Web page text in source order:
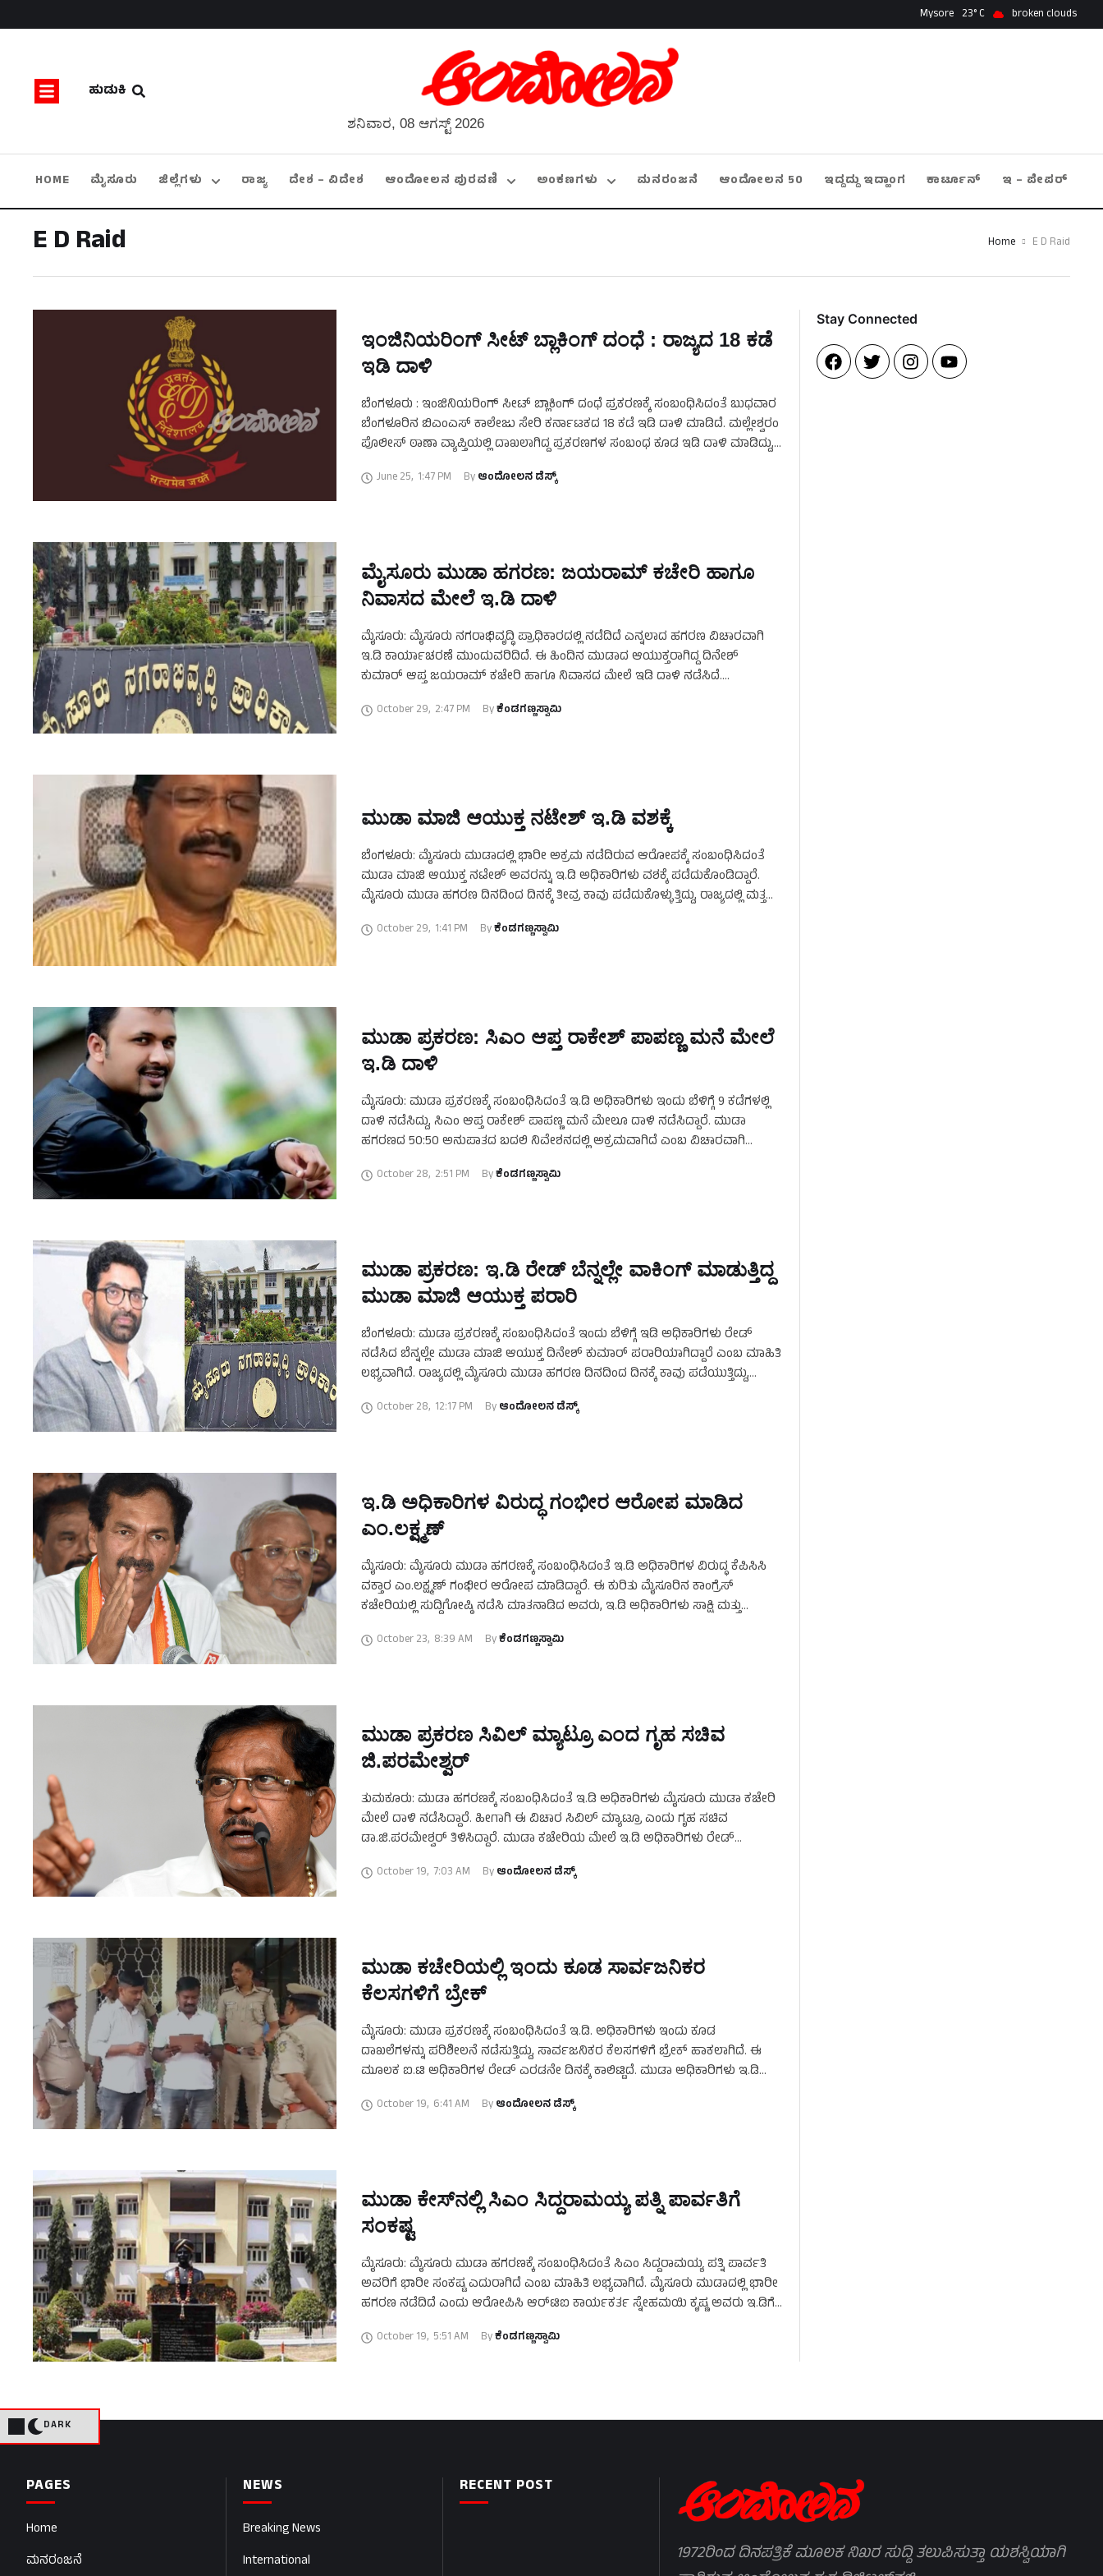
Mysore 23 broken clouds
ಹುಡುಕಿ
ಶನಿವಾರ, 08 ಆಗಸ್ಟ್ 2026
DARK
HOME ಮೈಸೂರು ಜಿಲ್ಲೆಗಳು ರಾಜ್ಯ ದೇಶ – ವಿದೇಶ ಆಂದೋಲನ ಪುರವಣಿ ಅಂಕಣಗಳು ಮನರಂಜನೆ ಆಂದೋಲನ 50 ಇದ್ದದ್ದು ಇದ್ಹಾಂಗ ಕಾರ್ಟೂನ್ ಇ – ಪೇಪರ್
E D Raid Home E D Raid
ಇಂಜಿನಿಯರಿಂಗ್ ಸೀಟ್ ಬ್ಲಾಕಿಂಗ್ ದಂಧೆ : ರಾಜ್ಯದ 18 ಕಡೆ
ಇಡಿ ದಾಳಿ
ಬೆಂಗಳೂರು : ಇಂಜಿನಿಯರಿಂಗ್ ಸೀಟ್ ಬ್ಲಾಕಿಂಗ್ ದಂಧೆ ಪ್ರಕರಣಕ್ಕೆ ಸಂಬಂಧಿಸಿದಂತೆ ಬುಧವಾರ
ಬೆಂಗಳೂರಿನ ಬಿಎಂಎಸ್ ಕಾಲೇಜು ಸೇರಿ ಕರ್ನಾಟಕದ 18 ಕಡೆ ಇಡಿ ದಾಳಿ ಮಾಡಿದೆ. ಮಲ್ಲೇಶ್ವರಂ
ಪೊಲೀಸ್ ಠಾಣಾ ವ್ಯಾಪ್ತಿಯಲ್ಲಿ ದಾಖಲಾಗಿದ್ದ ಪ್ರಕರಣಗಳ ಸಂಬಂಧ ಕೂಡ ಇಡಿ ದಾಳಿ ಮಾಡಿದ್ದು,
June 25, 1:47 PM By ಆಂದೋಲನ ಡೆಸ್ಕ್
ಮೈಸೂರು ಮುಡಾ ಹಗರಣ: ಜಯರಾಮ್‌ ಕಚೇರಿ ಹಾಗೂ
ನಿವಾಸದ ಮೇಲೆ ಇ.ಡಿ ದಾಳಿ
ಮೈಸೂರು: ಮೈಸೂರು ನಗರಾಭಿವೃದ್ಧಿ ಪ್ರಾಧಿಕಾರದಲ್ಲಿ ನಡೆದಿದೆ ಎನ್ನಲಾದ ಹಗರಣ ವಿಚಾರವಾಗಿ
ಇ.ಡಿ ಕಾರ್ಯಾಚರಣೆ ಮುಂದುವರಿದಿದೆ. ಈ ಹಿಂದಿನ ಮುಡಾದ ಆಯುಕ್ತರಾಗಿದ್ದ ದಿನೇಶ್‌
ಕುಮಾರ್‌ ಆಪ್ತ ಜಯರಾಮ್‌ ಕಚೇರಿ ಹಾಗೂ ನಿವಾಸದ ಮೇಲೆ ಇಡಿ ದಾಳಿ ನಡೆಸಿದೆ.
October 29, 2:47 PM By ಕೆಂಡಗಣ್ಣಸ್ವಾಮಿ
ಮುಡಾ ಮಾಜಿ ಆಯುಕ್ತ ನಟೇಶ್‌ ಇ.ಡಿ ವಶಕ್ಕೆ
ಬೆಂಗಳೂರು: ಮೈಸೂರು ಮುಡಾದಲ್ಲಿ ಭಾರೀ ಅಕ್ರಮ ನಡೆದಿರುವ ಆರೋಪಕ್ಕೆ ಸಂಬಂಧಿಸಿದಂತೆ
ಮುಡಾ ಮಾಜಿ ಆಯುಕ್ತ ನಟೇಶ್‌ ಅವರನ್ನು ಇ.ಡಿ ಅಧಿಕಾರಿಗಳು ವಶಕ್ಕೆ ಪಡೆದುಕೊಂಡಿದ್ದಾರೆ.
ಮೈಸೂರು ಮುಡಾ ಹಗರಣ ದಿನದಿಂದ ದಿನಕ್ಕೆ ತೀವ್ರ ಕಾವು ಪಡೆದುಕೊಳ್ಳುತ್ತಿದ್ದು, ರಾಜ್ಯದಲ್ಲಿ ಮತ್ತಷ್ಟು
October 29, 1:41 PM By ಕೆಂಡಗಣ್ಣಸ್ವಾಮಿ
ಮುಡಾ ಪ್ರಕರಣ: ಸಿಎಂ ಆಪ್ತ ರಾಕೇಶ್‌ ಪಾಪಣ್ಣ ಮನೆ ಮೇಲೆ
ಇ.ಡಿ ದಾಳಿ
ಮೈಸೂರು: ಮುಡಾ ಪ್ರಕರಣಕ್ಕೆ ಸಂಬಂಧಿಸಿದಂತೆ ಇ.ಡಿ ಅಧಿಕಾರಿಗಳು ಇಂದು ಬೆಳಿಗ್ಗೆ 9 ಕಡೆಗಳಲ್ಲಿ
ದಾಳಿ ನಡೆಸಿದ್ದು, ಸಿಎಂ ಆಪ್ತ ರಾಕೇಶ್‌ ಪಾಪಣ್ಣ ಮನೆ ಮೇಲೂ ದಾಳಿ ನಡೆಸಿದ್ದಾರೆ. ಮುಡಾ
ಹಗರಣದ 50:50 ಅನುಪಾತದ ಬದಲಿ ನಿವೇಶನದಲ್ಲಿ ಅಕ್ರಮವಾಗಿದೆ ಎಂಬ ವಿಚಾರವಾಗಿ
October 28, 2:51 PM By ಕೆಂಡಗಣ್ಣಸ್ವಾಮಿ
ಮುಡಾ ಪ್ರಕರಣ: ಇ.ಡಿ ರೇಡ್‌ ಬೆನ್ನಲ್ಲೇ ವಾಕಿಂಗ್‌ ಮಾಡುತ್ತಿದ್ದ
ಮುಡಾ ಮಾಜಿ ಆಯುಕ್ತ ಪರಾರಿ
ಬೆಂಗಳೂರು: ಮುಡಾ ಪ್ರಕರಣಕ್ಕೆ ಸಂಬಂಧಿಸಿದಂತೆ ಇಂದು ಬೆಳಿಗ್ಗೆ ಇಡಿ ಅಧಿಕಾರಿಗಳು ರೇಡ್‌
ನಡೆಸಿದ ಬೆನ್ನಲ್ಲೇ ಮುಡಾ ಮಾಜಿ ಆಯುಕ್ತ ದಿನೇಶ್‌ ಕುಮಾರ್‌ ಪರಾರಿಯಾಗಿದ್ದಾರೆ ಎಂಬ ಮಾಹಿತಿ
ಲಭ್ಯವಾಗಿದೆ. ರಾಜ್ಯದಲ್ಲಿ ಮೈಸೂರು ಮುಡಾ ಹಗರಣ ದಿನದಿಂದ ದಿನಕ್ಕೆ ಕಾವು ಪಡೆಯುತ್ತಿದ್ದು,
October 28, 12:17 PM By ಆಂದೋಲನ ಡೆಸ್ಕ್
ಇ.ಡಿ ಅಧಿಕಾರಿಗಳ ವಿರುದ್ಧ ಗಂಭೀರ ಆರೋಪ ಮಾಡಿದ
ಎಂ.ಲಕ್ಷ್ಮಣ್‌
ಮೈಸೂರು: ಮೈಸೂರು ಮುಡಾ ಹಗರಣಕ್ಕೆ ಸಂಬಂಧಿಸಿದಂತೆ ಇ.ಡಿ ಅಧಿಕಾರಿಗಳ ವಿರುದ್ಧ ಕೆಪಿಸಿಸಿ
ವಕ್ತಾರ ಎಂ.ಲಕ್ಷ್ಮಣ್‌ ಗಂಭೀರ ಆರೋಪ ಮಾಡಿದ್ದಾರೆ. ಈ ಕುರಿತು ಮೈಸೂರಿನ ಕಾಂಗ್ರೆಸ್‌
ಕಚೇರಿಯಲ್ಲಿ ಸುದ್ದಿಗೋಷ್ಠಿ ನಡೆಸಿ ಮಾತನಾಡಿದ ಅವರು, ಇ.ಡಿ ಅಧಿಕಾರಿಗಳು ಸಾಕ್ಷಿ ಮತ್ತು
October 23, 8:39 AM By ಕೆಂಡಗಣ್ಣಸ್ವಾಮಿ
ಮುಡಾ ಪ್ರಕರಣ ಸಿವಿಲ್ ಮ್ಯಾಟ್ರೂ ಎಂದ ಗೃಹ ಸಚಿವ
ಜಿ.ಪರಮೇಶ್ವರ್
ತುಮಕೂರು: ಮುಡಾ ಹಗರಣಕ್ಕೆ ಸಂಬಂಧಿಸಿದಂತೆ ಇ.ಡಿ ಅಧಿಕಾರಿಗಳು ಮೈಸೂರು ಮುಡಾ ಕಚೇರಿ
ಮೇಲೆ ದಾಳಿ ನಡೆಸಿದ್ದಾರೆ. ಹೀಗಾಗಿ ಈ ವಿಚಾರ ಸಿವಿಲ್‌ ಮ್ಯಾಟ್ರೂ ಎಂದು ಗೃಹ ಸಚಿವ
ಡಾ.ಜಿ.ಪರಮೇಶ್ವರ್‌ ತಿಳಿಸಿದ್ದಾರೆ. ಮುಡಾ ಕಚೇರಿಯ ಮೇಲೆ ಇ.ಡಿ ಅಧಿಕಾರಿಗಳು ರೇಡ್‌
October 19, 7:03 AM By ಆಂದೋಲನ ಡೆಸ್ಕ್
ಮುಡಾ ಕಚೇರಿಯಲ್ಲಿ ಇಂದು ಕೂಡ ಸಾರ್ವಜನಿಕರ
ಕೆಲಸಗಳಿಗೆ ಬ್ರೇಕ್
ಮೈಸೂರು: ಮುಡಾ ಪ್ರಕರಣಕ್ಕೆ ಸಂಬಂಧಿಸಿದಂತೆ ಇ.ಡಿ. ಅಧಿಕಾರಿಗಳು ಇಂದು ಕೂಡ
ದಾಖಲೆಗಳನ್ನು ಪರಿಶೀಲನೆ ನಡೆಸುತ್ತಿದ್ದು, ಸಾರ್ವಜನಿಕರ ಕೆಲಸಗಳಿಗೆ ಬ್ರೇಕ್‌ ಹಾಕಲಾಗಿದೆ. ಈ
ಮೂಲಕ ಐ.ಟಿ ಅಧಿಕಾರಿಗಳ ರೇಡ್‌ ಎರಡನೇ ದಿನಕ್ಕೆ ಕಾಲಿಟ್ಟಿದೆ. ಮುಡಾ ಅಧಿಕಾರಿಗಳು ಇ.ಡಿ
October 19, 6:41 AM By ಆಂದೋಲನ ಡೆಸ್ಕ್
ಮುಡಾ ಕೇಸ್‌ನಲ್ಲಿ ಸಿಎಂ ಸಿದ್ದರಾಮಯ್ಯ ಪತ್ನಿ ಪಾರ್ವತಿಗೆ
ಸಂಕಷ್ಟ
ಮೈಸೂರು: ಮೈಸೂರು ಮುಡಾ ಹಗರಣಕ್ಕೆ ಸಂಬಂಧಿಸಿದಂತೆ ಸಿಎಂ ಸಿದ್ದರಾಮಯ್ಯ ಪತ್ನಿ ಪಾರ್ವತಿ
ಅವರಿಗೆ ಭಾರೀ ಸಂಕಷ್ಟ ಎದುರಾಗಿದೆ ಎಂಬ ಮಾಹಿತಿ ಲಭ್ಯವಾಗಿದೆ. ಮೈಸೂರು ಮುಡಾದಲ್ಲಿ ಭಾರೀ
ಹಗರಣ ನಡೆದಿದೆ ಎಂದು ಆರೋಪಿಸಿ ಆರ್‌ಟಿಐ ಕಾರ್ಯಕರ್ತ ಸ್ನೇಹಮಯಿ ಕೃಷ್ಣ ಅವರು ಇ.ಡಿಗೆ
October 19, 5:51 AM By ಕೆಂಡಗಣ್ಣಸ್ವಾಮಿ
Stay Connected​
PAGES
Home
ಮನರಂಜನೆ
NEWS
Breaking News
International
RECENT POST
1972ರಿಂದ ದಿನಪತ್ರಿಕೆ ಮೂಲಕ ನಿಖರ ಸುದ್ದಿ ತಲುಪಿಸುತ್ತಾ ಯಶಸ್ವಿಯಾಗಿ